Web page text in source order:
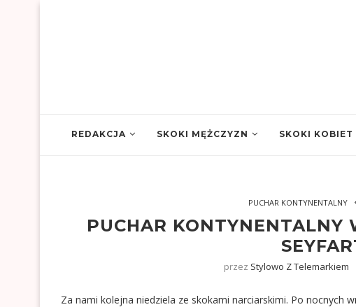
REDAKCJA SKOKI MĘŻCZYZN SKOKI KOBIET
PUCHAR KONTYNENTALNY
PUCHAR KONTYNENTALNY
przez Stylowo Z Telemarkiem
Za nami kolejna niedziela ze skokami narciarskimi. Po nocnych